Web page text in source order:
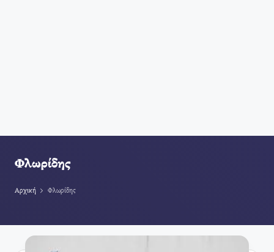
Φλωρίδης
Αρχική Φλωρίδης